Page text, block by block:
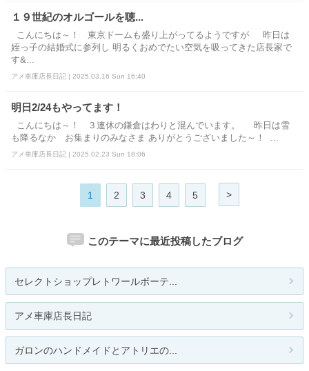
１９世紀のオルゴールを聴...
こんにちは～！ 東京ドームも盛り上がってるようですが 昨日は
姪っ子の結婚式に参列し 明るくおめでたい空気を吸ってきた店長家で
す&...
アメ車庫店長日記 | 2025.03.16 Sun 16:40
明日2/24もやってます！
こんにちは～！ ３連休の鎌倉はわりと混んでいます。 昨日は雪
も降るなか お集まりのみなさま ありがとうございました～！ ...
アメ車庫店長日記 | 2025.02.23 Sun 18:06
1 2 3 4 5 >
このテーマに最近投稿したブログ
セレクトショップレトワールボーテ...
アメ車庫店長日記
ガロンのハンドメイドとアトリエの...